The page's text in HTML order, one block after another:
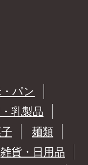
パン
乳製品
麺類
雑貨・日用品